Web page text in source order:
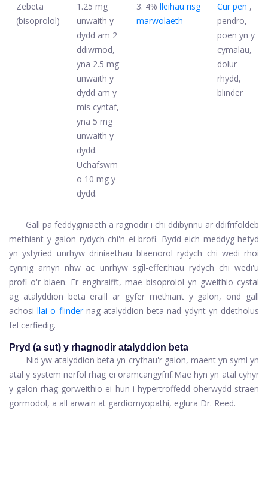
Zebeta
(bisoprolol)
1.25 mg
unwaith y
dydd am 2
ddiwrnod,
yna 2.5 mg
unwaith y
dydd am y
mis cyntaf,
yna 5 mg
unwaith y
dydd.
Uchafswm
o 10 mg y
dydd.
3. 4% lleihau risg
marwolaeth
Cur pen ,
pendro,
poen yn y
cymalau,
dolur
rhydd,
blinder
Gall pa feddyginiaeth a ragnodir i chi ddibynnu ar ddifrifoldeb
methiant y galon rydych chi'n ei brofi. Bydd eich meddyg hefyd
yn ystyried unrhyw driniaethau blaenorol rydych chi wedi rhoi
cynnig arnyn nhw ac unrhyw sgîl-effeithiau rydych chi wedi'u
profi o'r blaen. Er enghraifft, mae bisoprolol yn gweithio cystal
ag atalyddion beta eraill ar gyfer methiant y galon, ond gall
achosi llai o flinder nag atalyddion beta nad ydynt yn ddetholus
fel cerfiedig.
Pryd (a sut) y rhagnodir atalyddion beta
Nid yw atalyddion beta yn cryfhau'r galon, maent yn syml yn
atal y system nerfol rhag ei ​​oramcangyfrif.Mae hyn yn atal cyhyr
y galon rhag gorweithio ei hun i hypertroffedd oherwydd straen
gormodol, a all arwain at gardiomyopathi, eglura Dr. Reed.